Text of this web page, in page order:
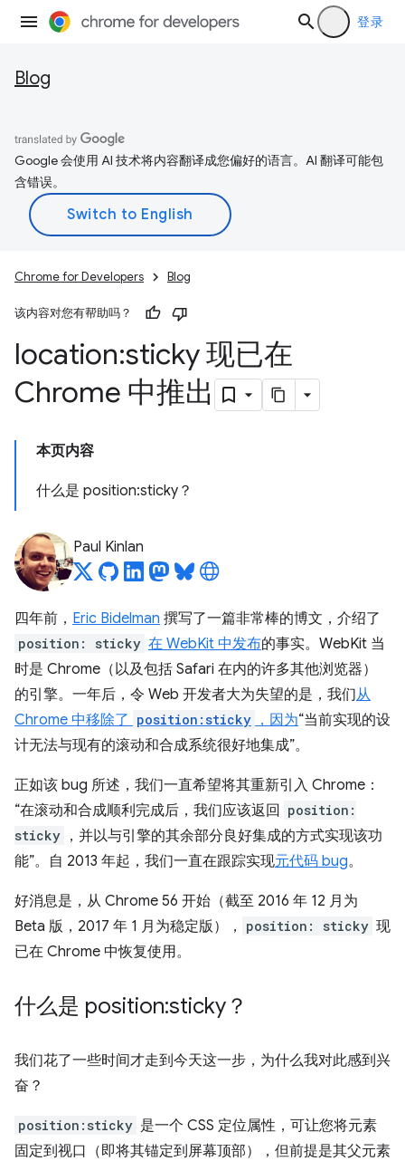
登录
Blog
Google 会使用 AI 技术将内容翻译成您偏好的语言。AI 翻译可能包
含错误。
Chrome for Developers Blog
该内容对您有帮助吗？
location:sticky 现已在
Chrome 中推出
本页内容
什么是 position:sticky？
Paul Kinlan
四年前， Eric Bidelman 撰写了一篇非常棒的博文，介绍了
position: sticky 在 WebKit 中发布的事实。WebKit 当
时是 Chrome（以及包括 Safari 在内的许多其他浏览器）
的引擎。一年后，令 Web 开发者大为失望的是，我们从
Chrome 中移除了 position:sticky ，因为“当前实现的设
计无法与现有的滚动和合成系统很好地集成”。
正如该 bug 所述，我们一直希望将其重新引入 Chrome：
“在滚动和合成顺利完成后，我们应该返回
position:
sticky ，并以与引擎的其余部分良好集成的方式实现该功
能”。自 2013 年起，我们一直在跟踪实现元代码 bug。
好消息是，从 Chrome 56 开始（截至 2016 年 12 月为
Beta 版，2017 年 1 月为稳定版），
position: sticky 现
已在 Chrome 中恢复使用。
什么是 position:sticky？
我们花了一些时间才走到今天这一步，为什么我对此感到兴
奋？
position:sticky 是一个 CSS 定位属性，可让您将元素
固定到视口（即将其锚定到屏幕顶部），但前提是其父元素